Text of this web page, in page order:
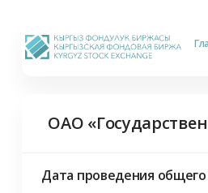
ОАО
Дата проведения общего